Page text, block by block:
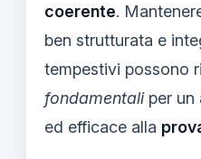
coerente.
ben strutturata e
tempestivi possono
fondamentaliper un
ed efficace alla